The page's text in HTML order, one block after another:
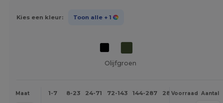
Kies een kleur: Toon alle + 1
Olijfgroen
Maat 1-7 8-23 24-71 72-143 144-287 288 + Meer
Voorraad Aantal